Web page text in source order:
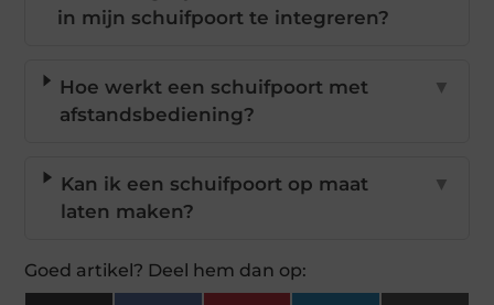
in mijn schuifpoort te integreren?
Hoe werkt een schuifpoort met
afstandsbediening?
▼
Kan ik een schuifpoort op maat
laten maken?
▼
Goed artikel? Deel hem dan op: